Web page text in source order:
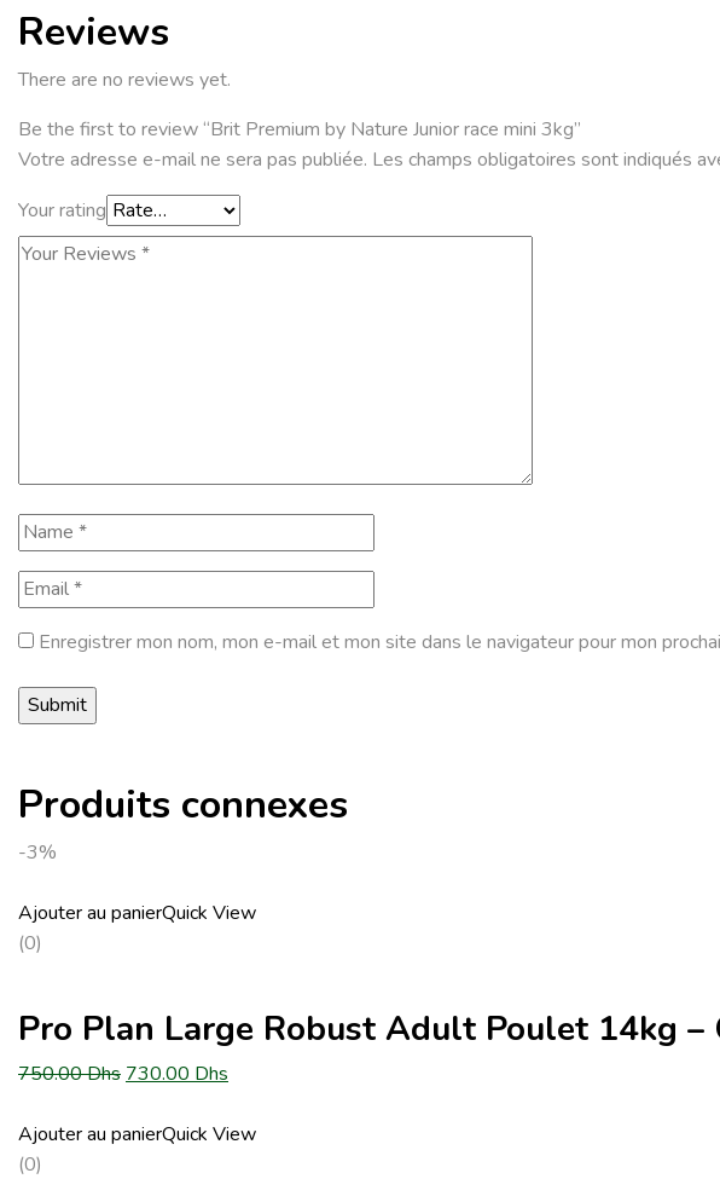
Reviews
There are no reviews yet.
Be the first to review “Brit Premium by Nature Junior race mini 3kg”
Votre adresse e-mail ne sera pas publiée. Les champs obligatoires sont indiqués
Your rating
Enregistrer mon nom, mon e-mail et mon site dans le navigateur pour mon
Produits connexes
-3%
Ajouter au panierQuick View
(0)
Pro Plan Large Robust Adult Poulet 14kg –
750.00Dhs Le
initial
730.00 Dhs
actuel
Ajouter au panierQuick View
(0)